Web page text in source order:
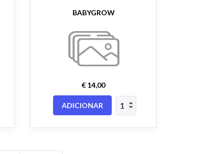
BABYGROW
€ 14,00
ADICIONAR